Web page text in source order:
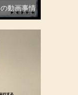
動画事情